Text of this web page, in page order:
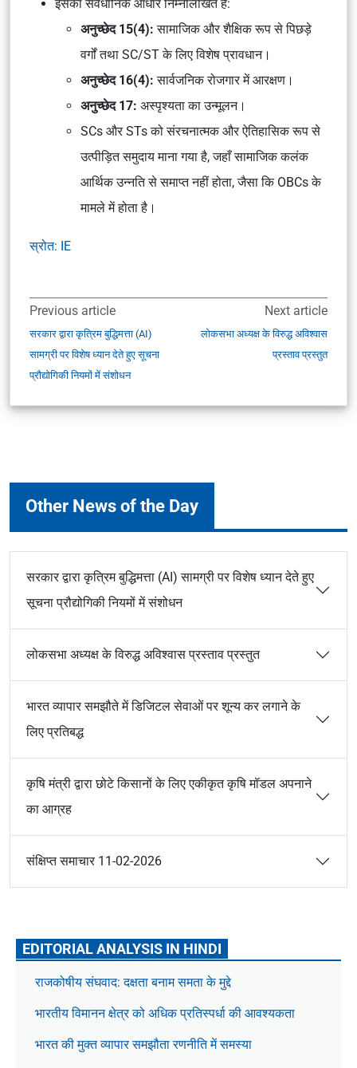
इसका संवैधानिक आधार निम्नलिखित है:
अनुच्छेद 15(4): सामाजिक और शैक्षिक रूप से पिछड़े
वर्गों तथा SC/ST के लिए विशेष प्रावधान।
अनुच्छेद 16(4): सार्वजनिक रोजगार में आरक्षण।
अनुच्छेद 17: अस्पृश्यता का उन्मूलन।
SCs और STs को संरचनात्मक और ऐतिहासिक रूप से
उत्पीड़ित समुदाय माना गया है, जहाँ सामाजिक कलंक
आर्थिक उन्नति से समाप्त नहीं होता, जैसा कि OBCs के
मामले में होता है।
स्रोत: IE
Previous article
सरकार द्वारा कृत्रिम बुद्धिमत्ता (AI)
सामग्री पर विशेष ध्यान देते हुए सूचना
प्रौद्योगिकी नियमों में संशोधन
Next article
लोकसभा अध्यक्ष के विरुद्ध अविश्वास
प्रस्ताव प्रस्तुत
Other News of the Day
सरकार द्वारा कृत्रिम बुद्धिमत्ता (AI) सामग्री पर विशेष ध्यान देते हुए
सूचना प्रौद्योगिकी नियमों में संशोधन
लोकसभा अध्यक्ष के विरुद्ध अविश्वास प्रस्ताव प्रस्तुत
भारत व्यापार समझौते में डिजिटल सेवाओं पर शून्य कर लगाने के
लिए प्रतिबद्ध
कृषि मंत्री द्वारा छोटे किसानों के लिए एकीकृत कृषि मॉडल अपनाने
का आग्रह
संक्षिप्त समाचार 11-02-2026
EDITORIAL ANALYSIS IN HINDI
राजकोषीय संघवाद: दक्षता बनाम समता के मुद्दे
भारतीय विमानन क्षेत्र को अधिक प्रतिस्पर्धा की आवश्यकता
भारत की मुक्त व्यापार समझौता रणनीति में समस्या